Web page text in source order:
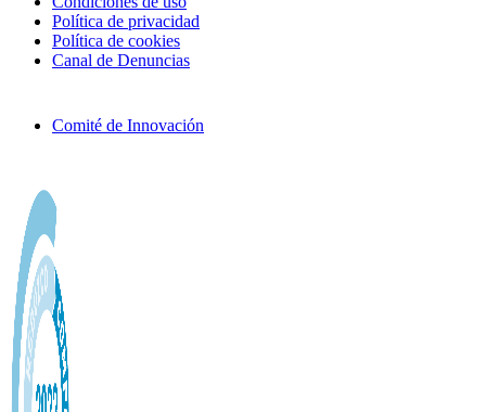
Política de privacidad
Política de cookies
Canal de Denuncias
Comité de Innovación